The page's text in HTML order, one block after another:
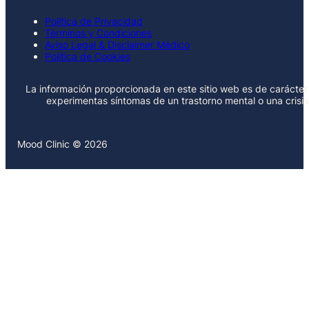
Política de Privacidad
Términos y Condiciones
Aviso Legal & Disclaimer Médico
Política de Cookies
La información proporcionada en este sitio web es de
experimentas síntomas de un trastorno mental o una
Mood Clinic © 2026